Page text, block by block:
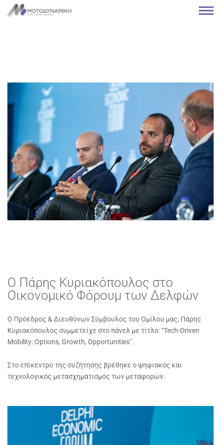
O Πάρης Κυριακόπουλος στο
Οικονομικό Φόρουμ των Δελφών
Ο Πρόεδρος & Διευθύνων Σύμβουλος του Ομίλου μας, Πάρης
Κυριακόπουλος συμμετείχε στο πάνελ με τίτλο: “Tech-Driven
Mobility: Options, Growth, Opportunities”.
Στο επίκεντρο της συζήτησης βρέθηκε ο ψηφιακός και
τεχνολογικός μετασχηματισμός των μεταφορών.